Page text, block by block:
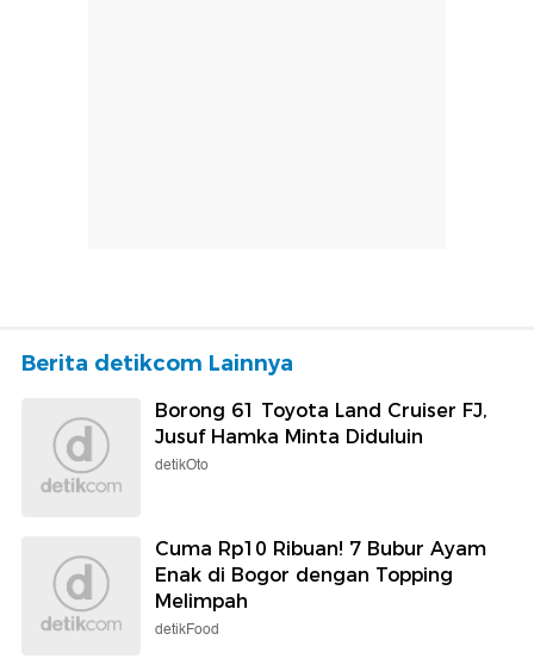
Berita detikcom Lainnya
Borong 61 Toyota Land Cruiser FJ,
Jusuf Hamka Minta Diduluin
detikOto
Cuma Rp10 Ribuan! 7 Bubur Ayam
Enak di Bogor dengan Topping
Melimpah
detikFood